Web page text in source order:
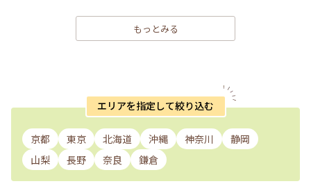
もっとみる
エリアを指定して絞り込む
京都 東京 北海道 沖縄 神奈川
静岡
山梨
長野 奈良 鎌倉